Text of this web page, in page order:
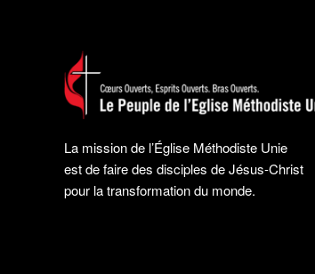
La mission de l’Église Méthodiste Unie
est de faire des disciples de Jésus-Christ
pour la transformation du monde.